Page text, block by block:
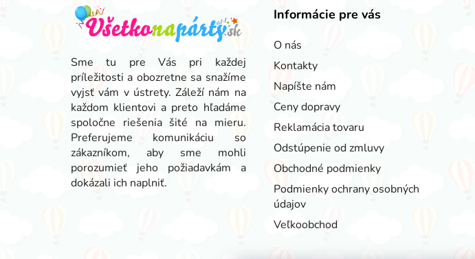
Sme tu pre Vás pri každej
príležitosti a obozretne sa snažíme
vyjsť vám v ústrety. Záleží nám na
každom klientovi a preto hľadáme
spoločne riešenia šité na mieru.
Preferujeme komunikáciu so
zákazníkom, aby sme mohli
porozumieť jeho požiadavkám a
dokázali ich naplniť.
Informácie pre vás
O nás
Kontakty
Napíšte nám
Ceny dopravy
Reklamácia tovaru
Odstúpenie od zmluvy
Obchodné podmienky
Podmienky ochrany osobných
údajov
Veľkoobchod